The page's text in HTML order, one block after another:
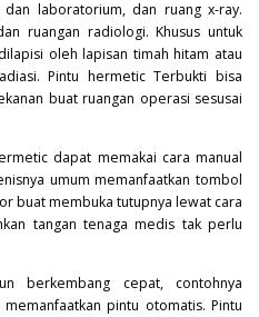
laboratorium, dan ruang x-ray.
ruangan radiologi. Khusus untuk
oleh lapisan timah hitam atau
Pintu hermetic Terbukti bisa
buat ruangan operasi sesusai
dapat memakai cara manual
umum memanfaatkan tombol
buat membuka tutupnya lewat cara
tangan tenaga medis tak perlu
berkembang cepat, contohnya
pintu otomatis. Pintu